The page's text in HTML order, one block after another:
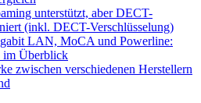
unterstützt, aber DECT-
(inkl. DECT-Verschlüsselung)
LAN, MoCA und Powerline:
im Überblick
zwischen verschiedenen Herstellern